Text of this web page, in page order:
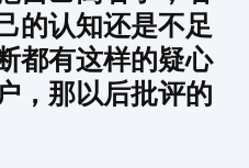
的认知还是不足
都有这样的疑心
，那以后批评的